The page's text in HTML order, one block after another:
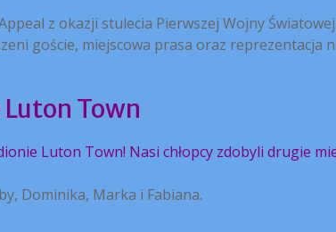
z okazji stulecia Pierwszej Wojny Światowej.
goście, miejscowa prasa oraz reprezentacja
Town
Luton Town! Nasi chłopcy zdobyli drugie
Dominika, Marka i Fabiana.